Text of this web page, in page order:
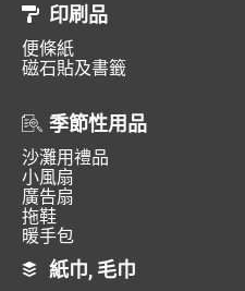
印刷品
便條紙
磁石貼及書籤
季節性用品
沙灘用禮品
小風扇
廣告扇
拖鞋
暖手包
紙巾, 毛巾